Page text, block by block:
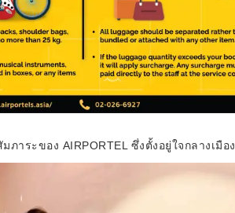
าระของ AIRPORTEL ซึ่งตั้งอยู่ใจกลางเมือง